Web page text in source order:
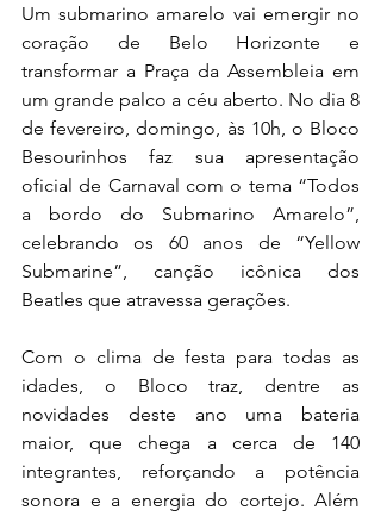
Um submarino amarelo vai emergir no
coração de Belo Horizonte e
transformar a Praça da Assembleia em
um grande palco a céu aberto. No dia 8
de fevereiro, domingo, às 10h, o Bloco
Besourinhos faz sua apresentação
oficial de Carnaval com o tema “Todos
a bordo do Submarino Amarelo”,
celebrando os 60 anos de “Yellow
Submarine”, canção icônica dos
Beatles que atravessa gerações.
Com o clima de festa para todas as
idades, o Bloco traz, dentre as
novidades deste ano uma bateria
maior, que chega a cerca de 140
integrantes, reforçando a potência
sonora e a energia do cortejo. Além